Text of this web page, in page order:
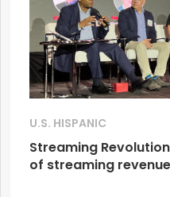
U.S. HISPANIC
Streaming
of streaming